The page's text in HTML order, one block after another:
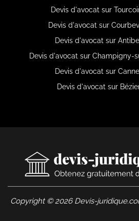
Devis d'avocat sur
Devis d'avocat sur
Devis d'avocat sur
Devis d'avocat sur Champigny-
Devis d'avocat sur
Devis d'avocat sur
Copyright © 2026 Devis-